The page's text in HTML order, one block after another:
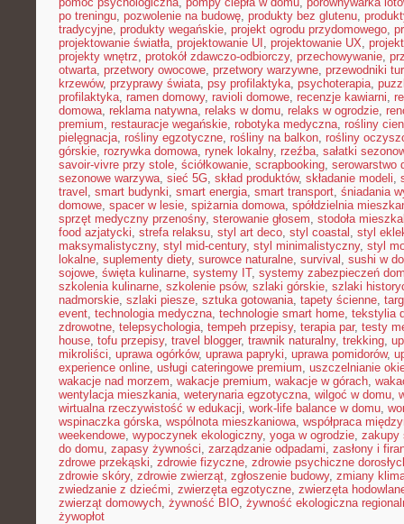
po treningu, pozwolenie na budowę, produkty bez glutenu,
tradycyjne, produkty wegańskie, projekt ogrodu przydomowego,
projektowanie światła, projektowanie UI , projektowanie UX,
projekty wnętrz, protokół zdawczo-odbiorczy, przechowywanie,
otwarta, przetwory owocowe, przetwory warzywne, przewodniki
krzewów, przyprawy świata, psy profilaktyka, psychoterapia,
profilaktyka, ramen domowy, ravioli domowe, recenzje kawiarni,
domowa, reklama natywna, relaks w domu, relaks w ogrodzie,
premium, restauracje wegańskie, robotyka medyczna, rośliny
pielęgnacja, rośliny egzotyczne, rośliny na balkon, rośliny
górskie, rozrywka domowa, rynek lokalny, rzeźba, sałatki
savoir-vivre przy stole, ściółkowanie, scrapbooking, serowarstwo
sezonowe warzywa, sieć 5G, skład produktów, składanie modeli,
travel , smart budynki, smart energia, smart transport, śniadania
domowe, spacer w lesie, spiżarnia domowa, spółdzielnia
sprzęt medyczny przenośny, sterowanie głosem, stodoła
food azjatycki, strefa relaksu, styl art deco, styl coastal , styl
maksymalistyczny, styl mid-century, styl minimalistyczny, styl
lokalne, suplementy diety, surowce naturalne, survival , sushi w
sojowe, święta kulinarne, systemy IT, systemy zabezpieczeń
szkolenia kulinarne, szkolenie psów, szlaki górskie, szlaki
nadmorskie, szlaki piesze, sztuka gotowania, tapety ścienne,
event, technologia medyczna, technologie smart home, tekstylia
zdrowotne, telepsychologia, tempeh przepisy, terapia par, testy
house, tofu przepisy, travel blogger, trawnik naturalny, trekking,
mikroliści, uprawa ogórków, uprawa papryki, uprawa pomidorów,
experience online, usługi cateringowe premium, uszczelnianie
wakacje nad morzem, wakacje premium, wakacje w górach,
wentylacja mieszkania, weterynaria egzotyczna, wilgoć w domu,
wirtualna rzeczywistość w edukacji, work-life balance w domu,
wspinaczka górska, wspólnota mieszkaniowa, współpraca
weekendowe, wypoczynek ekologiczny, yoga w ogrodzie, zakupy
do domu, zapasy żywności, zarządzanie odpadami, zasłony i
zdrowe przekąski, zdrowie fizyczne, zdrowie psychiczne
zdrowie skóry, zdrowie zwierząt, zgłoszenie budowy, zmiany
zwiedzanie z dziećmi, zwierzęta egzotyczne, zwierzęta
zwierząt domowych, żywność BIO, żywność ekologiczna
żywopłot